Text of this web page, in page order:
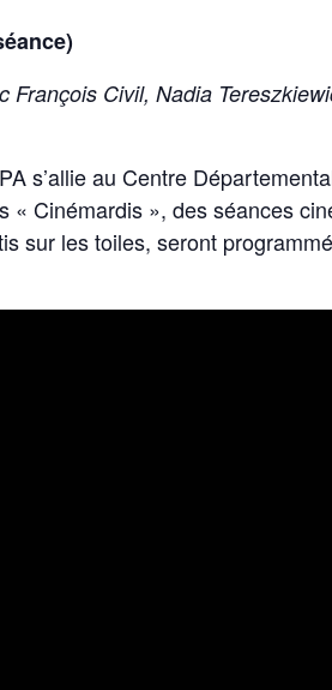
Civil, Nadia
s’allie au Centre
Cinémardis », des séances
sur les toiles, seront